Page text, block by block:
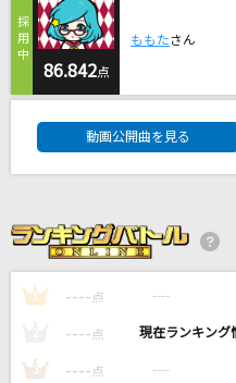
Mr.Children
夏色えがおで1,2,Jump!
恋しくて
BEGIN
[生音]サヨナラ
GAO
[生音]I Want You
The Jackson 5(The Jacksons)
86.842点
ももたさん
動画公開曲を見る
1 ---- 点 ----
---- 点 ----
3 ---- 点 ----